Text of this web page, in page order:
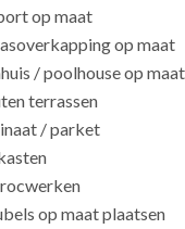
op maat
op maat
/ poolhouse op maat
terrassen
/ parket
op maat plaatsen